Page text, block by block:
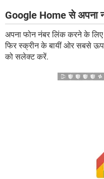
Google Home से अपना
अपना फोन नंबर लिंक करने के लिए
फिर स्क्रीन के बायीं ओर सबसे
को सलेक्ट करें.